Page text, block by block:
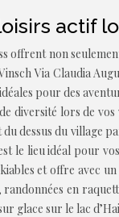
actif
offrent non
Via Claudia
pour des
diversité lors de
dessus du village
le lieu idéal pour
et offre avec
en
glace sur le lac